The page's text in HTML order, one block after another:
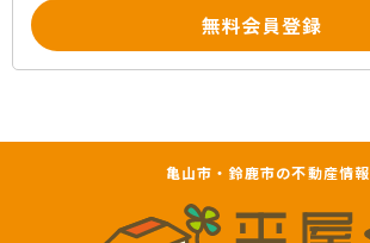
無料会員登録
亀山市・鈴鹿市の不動産情報